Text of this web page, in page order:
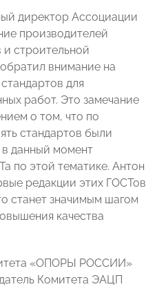
директор Ассоциации
производителей
строительной
обратил внимание на
для
работ. Это замечание
о том, что по
стандартов были
данный момент
по этой тематике. Антон
редакции этих ГОСТов
станет значимым шагом
качества
«ОПОРЫ РОССИИ»
Комитета ЭАЦП